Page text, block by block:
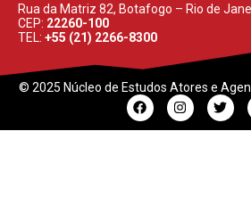
Rua da Matriz 82, Botafogo – Rio de
CEP: 22260-100
TEL: +55 (21) 2266-8300
© 2025 Núcleo de Estudos Atores e